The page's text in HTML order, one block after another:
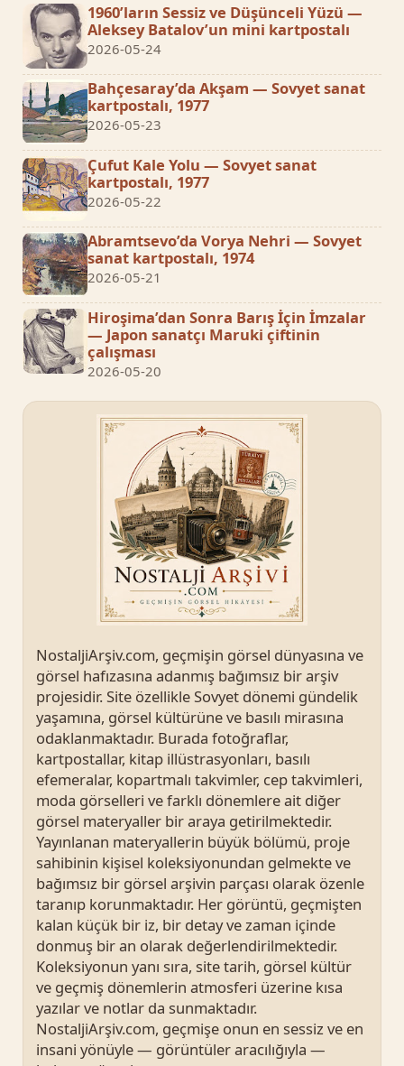
1960’ların Sessiz ve Düşünceli Yüzü —
Aleksey Batalov’un mini kartpostalı
2026-05-24
Bahçesaray’da Akşam — Sovyet sanat
kartpostalı, 1977
2026-05-23
Çufut Kale Yolu — Sovyet sanat
kartpostalı, 1977
2026-05-22
Abramtsevo’da Vorya Nehri — Sovyet
sanat kartpostalı, 1974
2026-05-21
Hiroşima’dan Sonra Barış İçin İmzalar
— Japon sanatçı Maruki çiftinin
çalışması
2026-05-20
NostaljiArşiv.com, geçmişin görsel dünyasına ve
görsel hafızasına adanmış bağımsız bir arşiv
projesidir. Site özellikle Sovyet dönemi gündelik
yaşamına, görsel kültürüne ve basılı mirasına
odaklanmaktadır. Burada fotoğraflar,
kartpostallar, kitap illüstrasyonları, basılı
efemeralar, kopartmalı takvimler, cep takvimleri,
moda görselleri ve farklı dönemlere ait diğer
görsel materyaller bir araya getirilmektedir.
Yayınlanan materyallerin büyük bölümü, proje
sahibinin kişisel koleksiyonundan gelmekte ve
bağımsız bir görsel arşivin parçası olarak özenle
taranıp korunmaktadır. Her görüntü, geçmişten
kalan küçük bir iz, bir detay ve zaman içinde
donmuş bir an olarak değerlendirilmektedir.
Koleksiyonun yanı sıra, site tarih, görsel kültür
ve geçmiş dönemlerin atmosferi üzerine kısa
yazılar ve notlar da sunmaktadır.
NostaljiArşiv.com, geçmişe onun en sessiz ve en
insani yönüyle — görüntüler aracılığıyla —